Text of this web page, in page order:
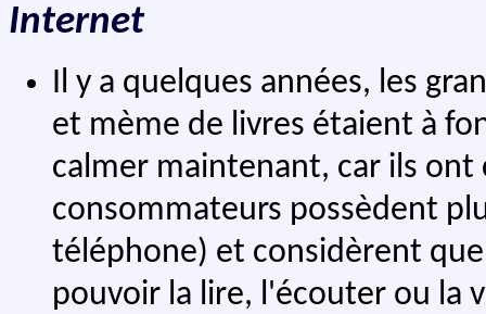
Internet
Il y a quelques années, les
et mème de livres étaient à
calmer maintenant, car ils
consommateurs possèdent
téléphone) et considèrent
pouvoir la lire, l'écouter ou la